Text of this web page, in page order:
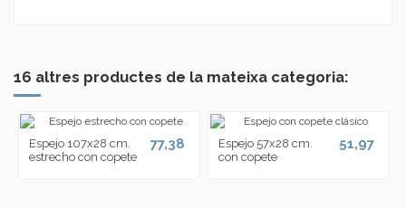
16 altres productes de la mateixa categoria:
Espejo 107x28 cm.
estrecho con copete
77,38
Espejo 57x28 cm.
con copete
51,97